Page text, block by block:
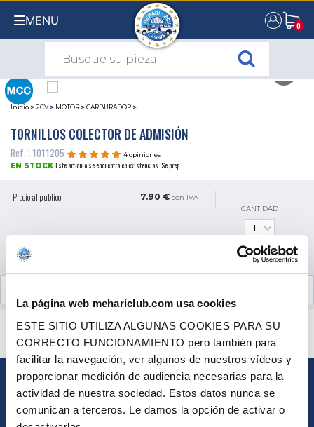
La página web mehariclub.com usa cookies
ESTE SITIO UTILIZA ALGUNAS COOKIES PARA SU
CORRECTO FUNCIONAMIENTO pero también para
facilitar la navegación, ver algunos de nuestros vídeos y
proporcionar medición de audiencia necesarias para la
actividad de nuestra sociedad. Estos datos nunca se
comunican a terceros. Le damos la opción de activar o
MENU 0
0
Inicio >2CV > MOTOR >CARBURADOR >
TORNILLOS COLECTOR DE ADMISIÓN
Ref. : 1011205
4 opiniones
EN STOCK Este artículo se encuentra en existencias. Se prep...
Precio al público 7.90 € con IVA
CANTIDAD
¿ALGUNA PREGUNTA? ¿NECESITA AYUDA?
PÓNGASE EN CONTACTO CON NOSOTROS
BOLETÍN
Inscríbase para recibir gratuitamente